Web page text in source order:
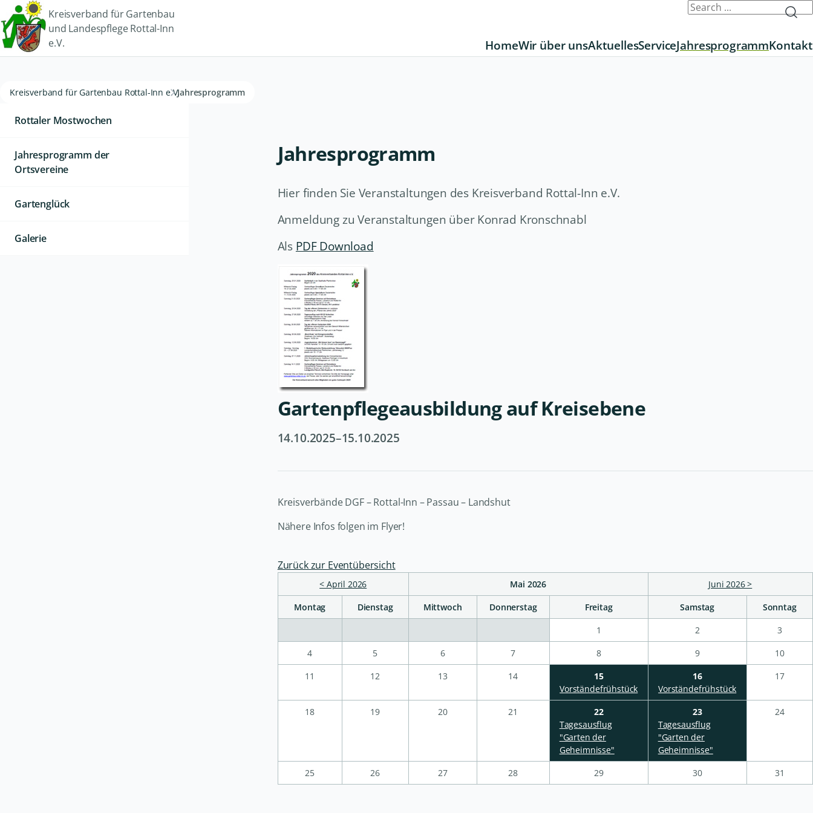
Kreisverband für Gartenbau
und Landespflege Rottal-Inn
e.V.
HomeWir über unsAktuellesServiceJahresprogrammKontakt
Kreisverband für Gartenbau Rottal-Inn e.V.Jahresprogramm
Jahresprogramm
Hier finden Sie Veranstaltungen des Kreisverband Rottal-Inn e.V.
Anmeldung zu Veranstaltungen über Konrad Kronschnabl
Als PDF Download
Gartenpflegeausbildung auf Kreisebene
14.10.2025–15.10.2025
Kreisverbände DGF – Rottal-Inn – Passau – Landshut
Nähere Infos folgen im Flyer!
Zurück zur Eventübersicht
< April 2026 Mai 2026
Juni 2026 >
Montag
Dienstag Mittwoch Donnerstag Freitag Samstag
Sonntag
1
2
3
4
5 6 7 8 9
10
11
12 13 14
15
Vorständefrühstück
16
Vorständefrühstück
17
18 19 20 21
22
Tagesausflug
"Garten der
Geheimnisse"
23
Tagesausflug
"Garten der
Geheimnisse"
24
25 26 27 28 29 30 31
Rottaler Mostwochen
Jahresprogramm der
Ortsvereine
Gartenglück
Galerie